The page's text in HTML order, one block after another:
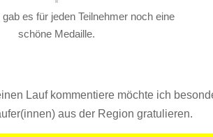
es für jeden Teilnehmer noch eine
schöne Medaille.
Lauf kommentiere möchte ich
aus der Region gratulieren.